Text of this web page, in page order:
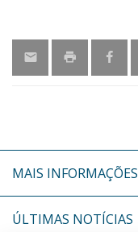
MAIS INFORMAÇÕES
ÚLTIMAS NOTÍCIAS